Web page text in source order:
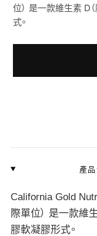
位） 是一款維生素 D
式。
產
California Gold
際單位） 是一款維
膠軟凝膠形式。